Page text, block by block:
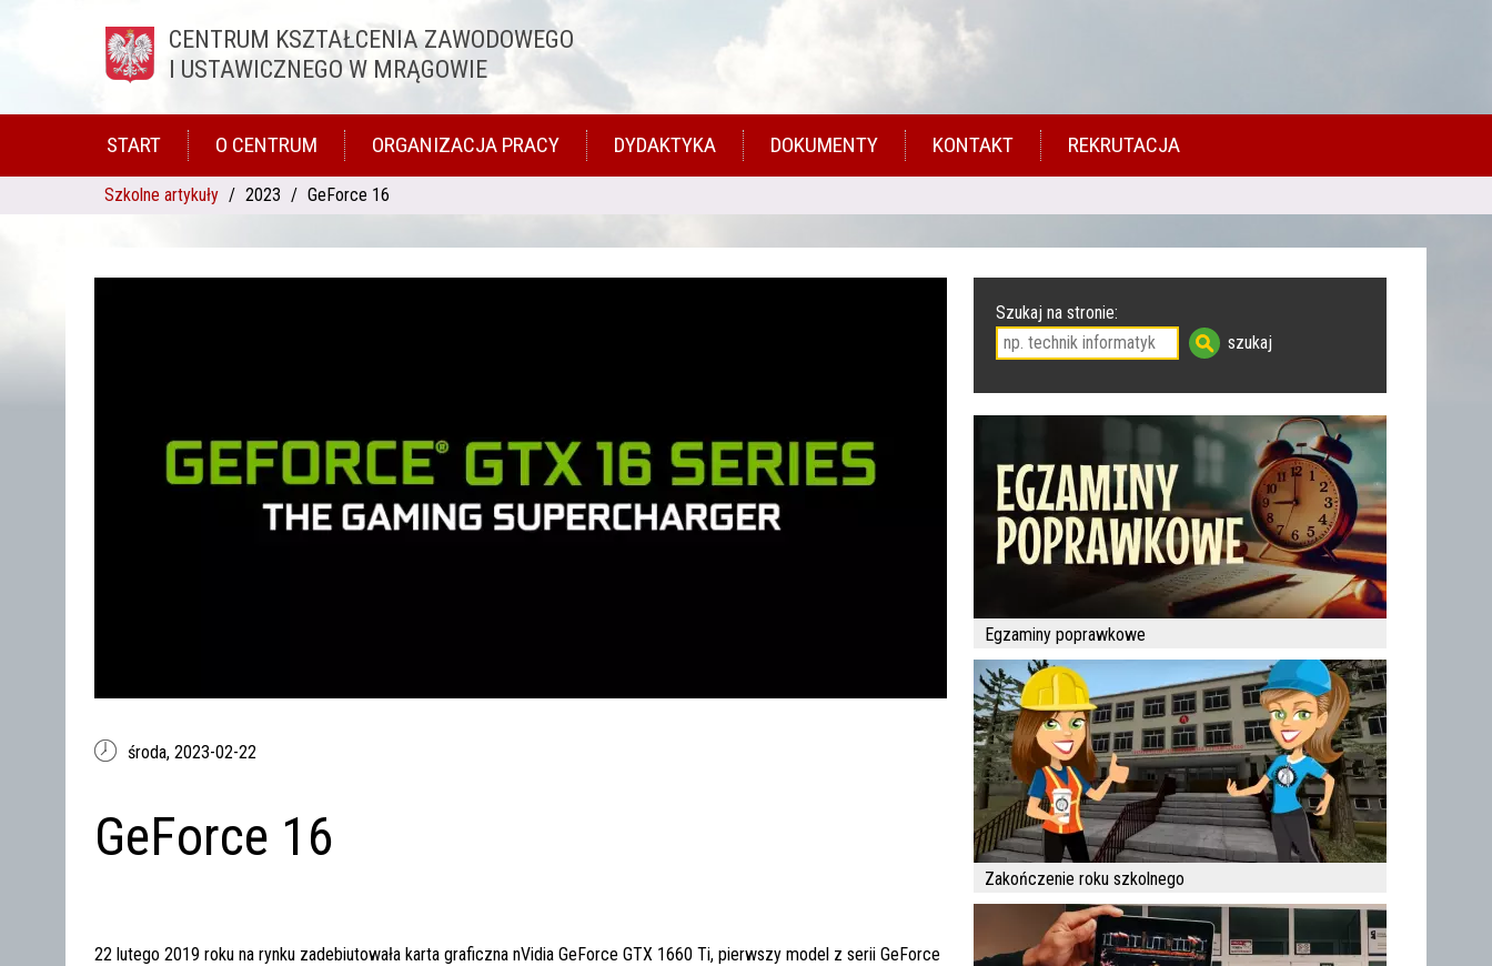
Przejdź do treści
CENTRUM KSZTAŁCENIA ZAWODOWEGO
I USTAWICZNEGO W MRĄGOWIE
START O CENTRUM ORGANIZACJA PRACY DYDAKTYKA DOKUMENTY KONTAKT REKRUTACJA
Szkolne artykuły 2023 GeForce 16
środa,2023-02-22
GeForce 16
22 lutego 2019 roku na rynku zadebiutowała karta graficzna nVidia GeForce GTX 1660 Ti, pierwszy model z serii GeForce
Szukaj na stronie:
Egzaminy poprawkowe
Zakończenie roku szkolnego